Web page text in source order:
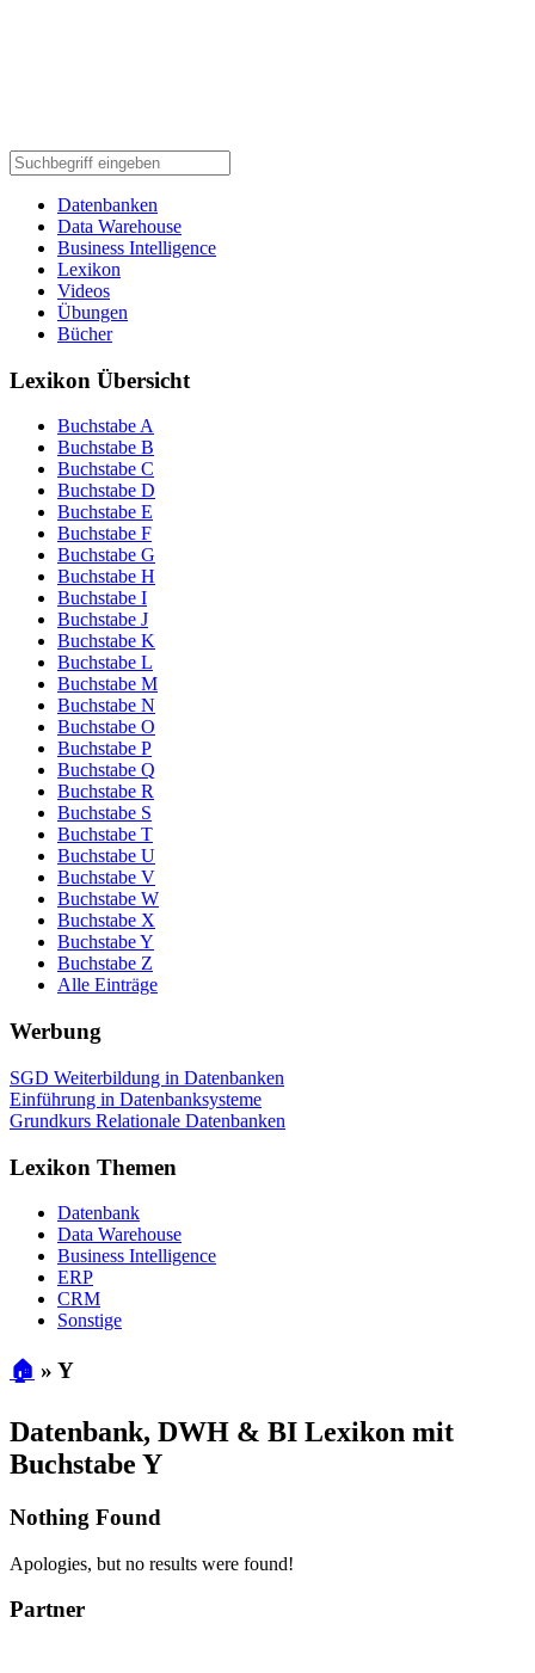
Datenbanken
Data Warehouse
Business Intelligence
Lexikon
Videos
Übungen
Bücher
Lexikon Übersicht
Buchstabe A
Buchstabe B
Buchstabe C
Buchstabe D
Buchstabe E
Buchstabe F
Buchstabe G
Buchstabe H
Buchstabe I
Buchstabe J
Buchstabe K
Buchstabe L
Buchstabe M
Buchstabe N
Buchstabe O
Buchstabe P
Buchstabe Q
Buchstabe R
Buchstabe S
Buchstabe T
Buchstabe U
Buchstabe V
Buchstabe W
Buchstabe X
Buchstabe Y
Buchstabe Z
Alle Einträge
Werbung
SGD Weiterbildung in Datenbanken
Einführung in Datenbanksysteme
Grundkurs Relationale Datenbanken
Lexikon Themen
Datenbank
Data Warehouse
Business Intelligence
ERP
CRM
Sonstige
🏠 » Y
Datenbank, DWH & BI Lexikon mit
Buchstabe Y
Nothing Found
Apologies, but no results were found!
Partner